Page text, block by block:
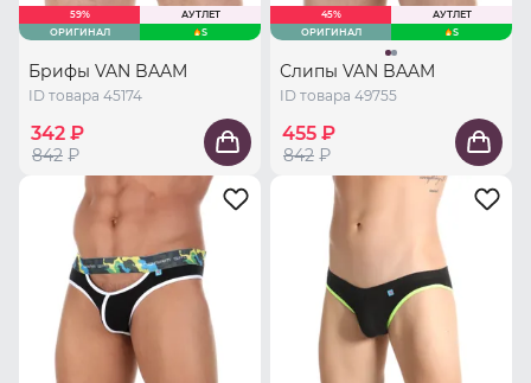
59%
АУТЛЕТ
ОРИГИНАЛ
S
Брифы VAN BAAM
ID товара 45174
342 ₽
842 ₽
45%
АУТЛЕТ
ОРИГИНАЛ
S
Слипы VAN BAAM
ID товара 49755
455 ₽
842 ₽